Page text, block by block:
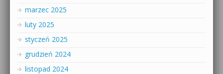
marzec 2025
luty 2025
styczeń 2025
grudzień 2024
listopad 2024